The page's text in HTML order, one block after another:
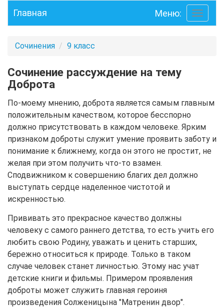
Toggle
Главная Меню:
Сочинения 9 класс
Сочинение рассуждение на тему
Доброта
По-моему мнению, доброта является самым главным
положительным качеством, которое бесспорно
должно присутствовать в каждом человеке. Ярким
признаком доброты служит умение проявить заботу и
понимание к ближнему, когда он этого не простит, не
желая при этом получить что-то взамен.
Сподвижником к совершению благих дел должно
выступать сердце наделенное чистотой и
искренностью.
Прививать это прекрасное качество должны
человеку с самого раннего детства, то есть учить его
любить свою Родину, уважать и ценить старших,
бережно относиться к природе. Только в таком
случае человек станет личностью. Этому нас учат
детские книги и фильмы. Примером проявления
доброты может служить главная героиня
произведения Солженицына "Матренин двор".